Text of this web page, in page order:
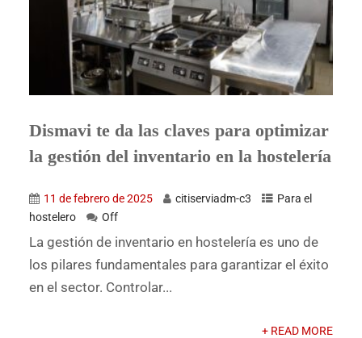
Dismavi te da las claves para optimizar
la gestión del inventario en la hostelería
11 de febrero de 2025 citiserviadm-c3
Para el
hostelero
Off
La gestión de inventario en hostelería es uno de
los pilares fundamentales para garantizar el éxito
en el sector. Controlar...
+ READ MORE